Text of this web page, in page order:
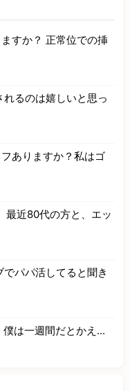
すか？ 正常位での挿
るのは嬉しいと思っ
ありますか？私はゴ
最近80代の方と、エッ
パパ活してると聞き
は一週間だとかえ...